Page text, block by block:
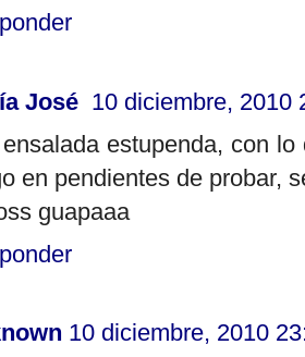
José 10 diciembre, 2010
estupenda, con
en pendientes de probar,
guapaaa
10 diciembre, 2010